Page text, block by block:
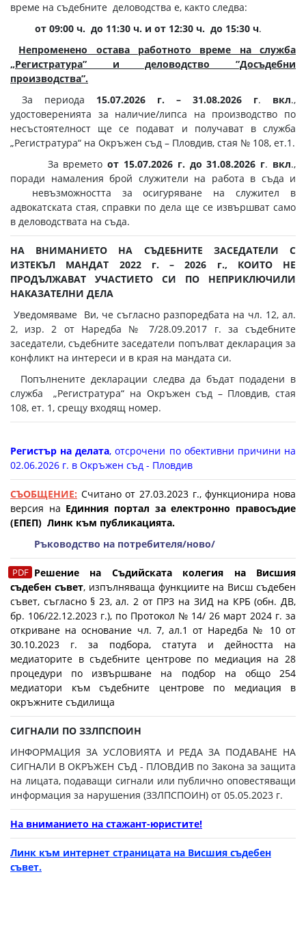
време на съдебните деловодства е, както следва:
от 09:00 ч. до 11:30 ч. и от 12:30 ч. до 15:30 ч.
Непроменено остава работното време на служба
„Регистратура” и деловодство ”Досъдебни
производства”.
За периода 15.07.2026 г. – 31.08.2026 г. вкл.,
удостоверенията за наличие/липса на производство по
несъстоятелност ще се подават и получават в служба
„Регистратура“ на Окръжен съд – Пловдив, стая № 108, ет.1.
За времетоот 15.07.2026 г. до 31.08.2026 г. вкл.,
поради намаления брой служители на работа в съда и
невъзможността за осигуряване на служител в
адвокатската стая, справки по дела ще се извършват само
в деловодствата на съда.
НА ВНИМАНИЕТО НА СЪДЕБНИТЕ ЗАСЕДАТЕЛИ С
ИЗТЕКЪЛ МАНДАТ 2022 г. – 2026 г.,
КОИТО НЕ
ПРОДЪЛЖАВАТ УЧАСТИЕТО СИ ПО НЕПРИКЛЮЧИЛИ
НАКАЗАТЕЛНИ ДЕЛА
Уведомяваме Ви, че съгласно разпоредбата на чл. 12, ал.
2, изр. 2 от Наредба № 7/28.09.2017 г. за съдебните
заседатели, съдебните заседатели попълват декларация за
конфликт на интереси и в края на мандата си.
Попълнените декларации следва да бъдат подадени в
служба „Регистратура“ на Окръжен съд – Пловдив, стая
108, ет. 1, срещу входящ номер.
Регистър на делата, отсрочени по обективни причини на
02.06.2026 г. в Окръжен съд - Пловдив
СЪОБЩЕНИЕ: Считано от 27.03.2023 г., функционира нова
версия на Единния портал за електронно правосъдие
(ЕПЕП) Линк към публикацията.
Ръководство на потребителя/ново/
Решение на Съдийската колегия на Висшия
съдебен съвет, изпълняваща функциите на Висш съдебен
съвет, съгласно § 23, ал. 2 от ПРЗ на ЗИД на КРБ (обн. ДВ,
бр. 106/22.12.2023 г.), по Протокол № 14/ 26 март 2024 г. за
откриване на основание чл. 7, ал.1 от Наредба № 10 от
30.10.2023 г. за подбора, статута и дейността на
медиаторите в съдебните центрове по медиация на 28
процедури по извършване на подбор на общо 254
медиатори към съдебните центрове по медиация в
окръжните съдилища
СИГНАЛИ ПО ЗЗЛПСПОИН
ИНФОРМАЦИЯ ЗА УСЛОВИЯТА И РЕДА ЗА ПОДАВАНЕ НА
СИГНАЛИ В ОКРЪЖЕН СЪД - ПЛОВДИВ по Закона за защита
на лицата, подаващи сигнали или публично оповестяващи
информация за нарушения (ЗЗЛПСПОИН) от 05.05.2023 г.
На вниманието на стажант-юристите!
Линк към интернет страницата на Висшия съдебен
съвет.